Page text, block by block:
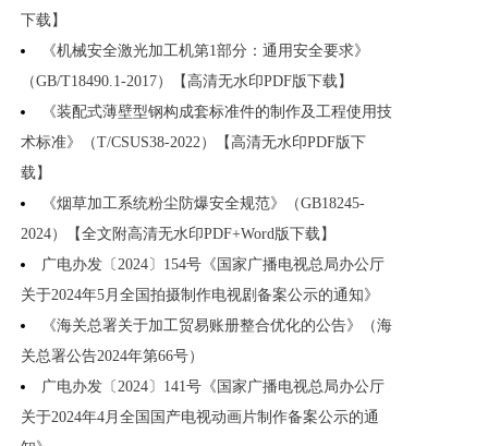
下载】
《机械安全激光加工机第1部分：通用安全要求》
（GB/T18490.1-2017）【高清无水印PDF版下载】
《装配式薄壁型钢构成套标准件的制作及工程使用技
术标准》（T/CSUS38-2022）【高清无水印PDF版下
载】
《烟草加工系统粉尘防爆安全规范》（GB18245-
2024）【全文附高清无水印PDF+Word版下载】
广电办发〔2024〕154号《国家广播电视总局办公厅
关于2024年5月全国拍摄制作电视剧备案公示的通知》
《海关总署关于加工贸易账册整合优化的公告》（海
关总署公告2024年第66号）
广电办发〔2024〕141号《国家广播电视总局办公厅
关于2024年4月全国国产电视动画片制作备案公示的通